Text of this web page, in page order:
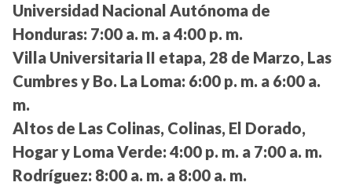
Universidad Nacional Autónoma de
Honduras: 7:00 a. m. a 4:00 p. m.
Villa Universitaria II etapa, 28 de Marzo, Las
Cumbres y Bo. La Loma: 6:00 p. m. a 6:00 a.
m.
Altos de Las Colinas, Colinas, El Dorado,
Hogar y Loma Verde: 4:00 p. m. a 7:00 a. m.
Rodríguez: 8:00 a. m. a 8:00 a. m.